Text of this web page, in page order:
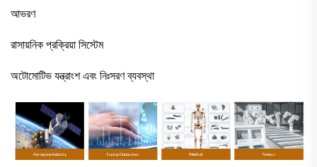
আভরণ
রাসায়নিক প্রক্রিয়া সিস্টেম
অটোমোটিভ যন্ত্রাংশ এবং নিঃসরণ ব্যবস্থা